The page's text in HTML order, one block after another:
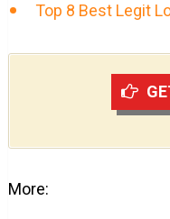
Top 8 Best Legit
More: